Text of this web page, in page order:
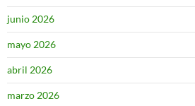
junio 2026
mayo 2026
abril 2026
marzo 2026